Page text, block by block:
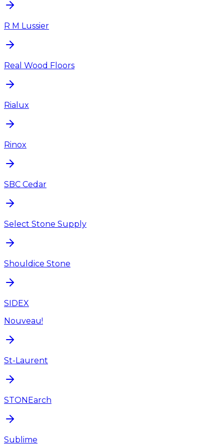
R M Lussier
Real Wood Floors
Rialux
Rinox
SBC Cedar
Select Stone Supply
Shouldice Stone
SIDEX
Nouveau!
St-Laurent
STONEarch
Sublime